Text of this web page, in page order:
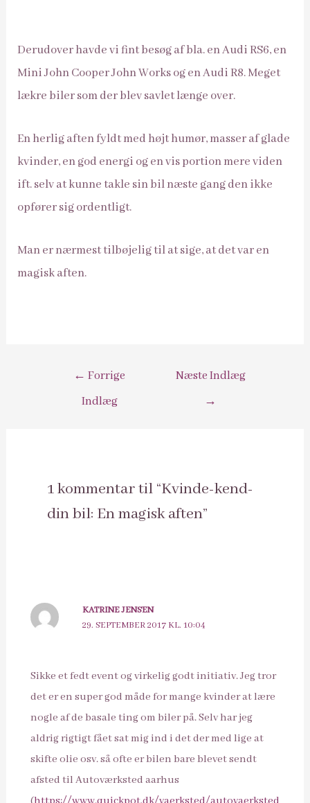
Derudover havde vi fint besøg af bla. en Audi RS6, en
Mini John Cooper John Works og en Audi R8. Meget
lækre biler som der blev savlet længe over.
En herlig aften fyldt med højt humør, masser af glade
kvinder, en god energi og en vis portion mere viden
ift. selv at kunne takle sin bil næste gang den ikke
opfører sig ordentligt.
Man er nærmest tilbøjelig til at sige, at det var en
magisk aften.
Indlægsnavigation
← Forrige
Indlæg
Næste Indlæg
→
1 kommentar til “Kvinde-kend-
din bil: En magisk aften”
KATRINE JENSEN
29. SEPTEMBER 2017 KL. 10:04
Sikke et fedt event og virkelig godt initiativ. Jeg tror
det er en super god måde for mange kvinder at lære
nogle af de basale ting om biler på. Selv har jeg
aldrig rigtigt fået sat mig ind i det der med lige at
skifte olie osv. så ofte er bilen bare blevet sendt
afsted til Autoværksted aarhus